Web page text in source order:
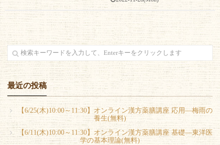
最近の投稿
【6/25(木)10:00～11:30】オンライン漢方薬膳講座 応用―梅雨の
養生(無料)
【6/11(木)10:00～11:30】オンライン漢方薬膳講座 基礎―東洋医
学の基本理論(無料)